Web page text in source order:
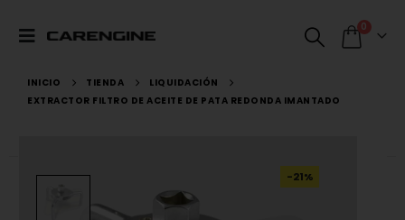
0
INICIO TIENDA
LIQUIDACIÓN
EXTRACTOR FILTRO DE ACEITE DE PATA REDONDA IMANTADO
-21%